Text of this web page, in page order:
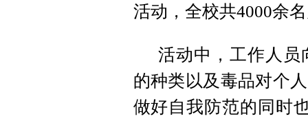
活动，全校共4000余
活动中，工作人员
的种类以及毒品对个
做好自我防范的同时